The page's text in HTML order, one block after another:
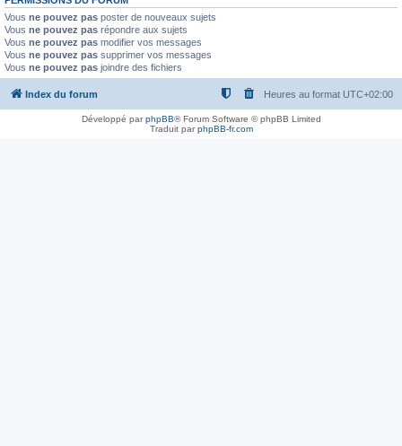
Vous ne pouvez pas poster de nouveaux sujets
Vous ne pouvez pas répondre aux sujets
Vous ne pouvez pas modifier vos messages
Vous ne pouvez pas supprimer vos messages
Vous ne pouvez pas joindre des fichiers
Index du forum Heures au format UTC+02:00
Développé parphpBB® Forum Software © phpBB Limited
Traduit parphpBB-fr.com